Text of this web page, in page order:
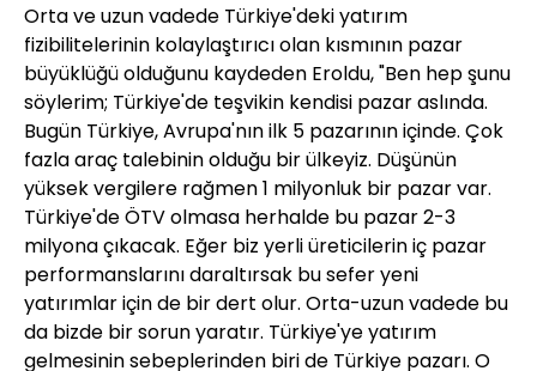
Orta ve uzun vadede Türkiye'deki yatırım
fizibilitelerinin kolaylaştırıcı olan kısmının pazar
büyüklüğü olduğunu kaydeden Eroldu, "Ben hep şunu
söylerim; Türkiye'de teşvikin kendisi pazar aslında.
Bugün Türkiye, Avrupa'nın ilk 5 pazarının içinde. Çok
fazla araç talebinin olduğu bir ülkeyiz. Düşünün
yüksek vergilere rağmen 1 milyonluk bir pazar var.
Türkiye'de ÖTV olmasa herhalde bu pazar 2-3
milyona çıkacak. Eğer biz yerli üreticilerin iç pazar
performanslarını daraltırsak bu sefer yeni
yatırımlar için de bir dert olur. Orta-uzun vadede bu
da bizde bir sorun yaratır. Türkiye'ye yatırım
gelmesinin sebeplerinden biri de Türkiye pazarı. O